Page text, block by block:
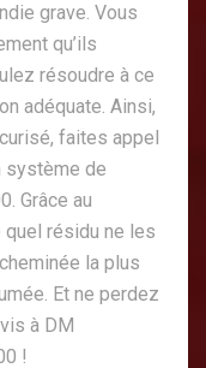
grave. Vous
qu’ils
résoudre à ce
adéquate. Ainsi,
faites appel
système de
Grâce au
quel résidu ne les
la plus
Et ne perdez
à DM
!